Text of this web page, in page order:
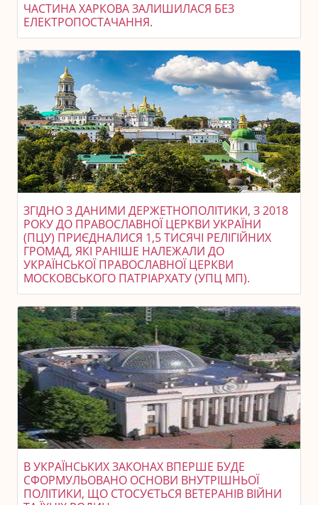
ЧАСТИНА ХАРКОВА ЗАЛИШИЛАСЯ БЕЗ
ЕЛЕКТРОПОСТАЧАННЯ.
ЗГІДНО З ДАНИМИ ДЕРЖЕТНОПОЛІТИКИ, З 2018
РОКУ ДО ПРАВОСЛАВНОЇ ЦЕРКВИ УКРАЇНИ
(ПЦУ) ПРИЄДНАЛИСЯ 1,5 ТИСЯЧІ РЕЛІГІЙНИХ
ГРОМАД, ЯКІ РАНІШЕ НАЛЕЖАЛИ ДО
УКРАЇНСЬКОЇ ПРАВОСЛАВНОЇ ЦЕРКВИ
МОСКОВСЬКОГО ПАТРІАРХАТУ (УПЦ МП).
В УКРАЇНСЬКИХ ЗАКОНАХ ВПЕРШЕ БУДЕ
СФОРМУЛЬОВАНО ОСНОВИ ВНУТРІШНЬОЇ
ПОЛІТИКИ, ЩО СТОСУЄТЬСЯ ВЕТЕРАНІВ ВІЙНИ